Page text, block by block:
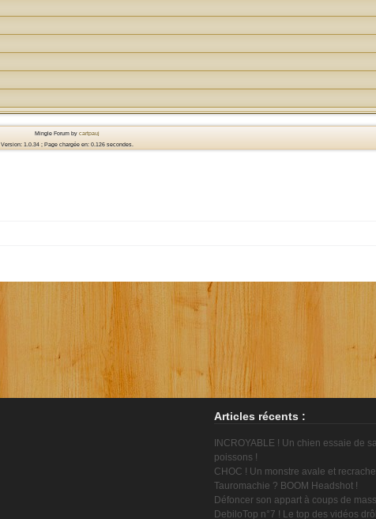
Mingle Forum by cartpauj
Version: 1.0.34 ; Page chargée en: 0.126 secondes.
Articles récents :
INCROYABLE ! Un chien essaie de
poissons !
CHOC ! Un monstre avale et
Tauromachie ? BOOM Headshot !
Défoncer son appart à coups de
DebiloTop n°7 ! Le top des vidéos